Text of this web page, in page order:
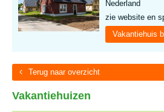
Nederland
zie website en
Vakantiehuis
Terug naar overzicht
Vakantiehuizen